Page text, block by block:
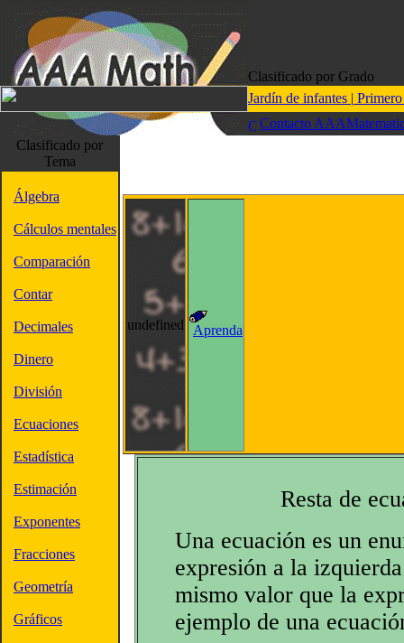
Clasificado por Grado
Jardín de infantes |
Contacto
Clasificado por
Tema
Álgebra
Cálculos mentales
Comparación
Contar
Decimales
Dinero
División
Ecuaciones
Estadística
Estimación
Exponentes
Fracciones
Geometría
Gráficos
undefined Aprenda
Resta de
Una ecuación es un
expresión a la
mismo valor que la
ejemplo de una